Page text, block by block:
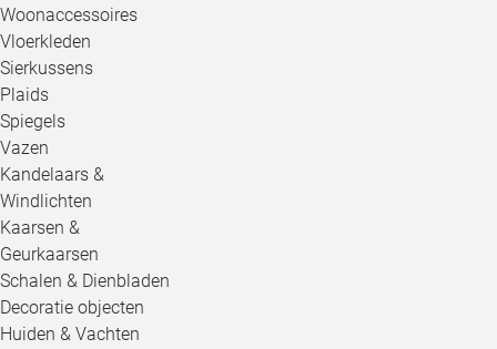
Woonaccessoires
Vloerkleden
Sierkussens
Plaids
Spiegels
Vazen
Kandelaars &
Windlichten
Kaarsen &
Geurkaarsen
Schalen & Dienbladen
Decoratie objecten
Huiden & Vachten